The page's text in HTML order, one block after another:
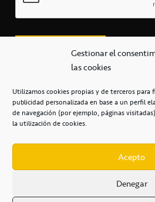
Gestionar el
las cookies
Utilizamos cookies propias y de terceros
publicidad personalizada en base a un perfil
de navegación (por ejemplo, páginas
la utilización de cookies.
Acepto
Denegar
+34 922 253 684
Casa del Deporte / 38108
POLÍTICA DE PRIVACIDAD /